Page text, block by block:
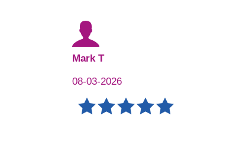
Mark T
08-03-2026